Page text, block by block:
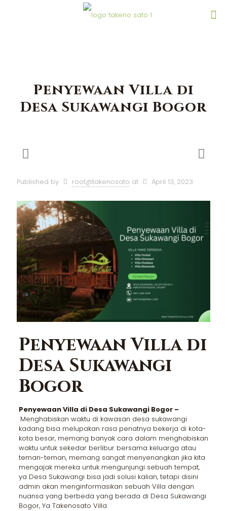
Penyewaan Villa di
Desa Sukawangi Bogor
Published by root@takenosato at April 13, 2023
Penyewaan Villa di
Desa Sukawangi
Bogor
Penyewaan Villa di Desa Sukawangi Bogor –
Menghabiskan waktu di kawasan desa sukawangi
kadang bisa melupakan rasa penatnya bekerja di kota-
kota besar, memang banyak cara dalam menghabiskan
waktu untuk sekedar berlibur bersama keluarga atau
teman-teman, memang sangat menyenangkan jika kita
mengajak mereka untuk mengunjungi sebuah tempat,
ya Desa Sukawangi bisa jadi solusi kalian, tetapi disini
admin akan menginformasikan sebuah Villa dengan
nuansa yang berbeda yang berada di Desa Sukawangi
Bogor, Ya Takenosato Villa